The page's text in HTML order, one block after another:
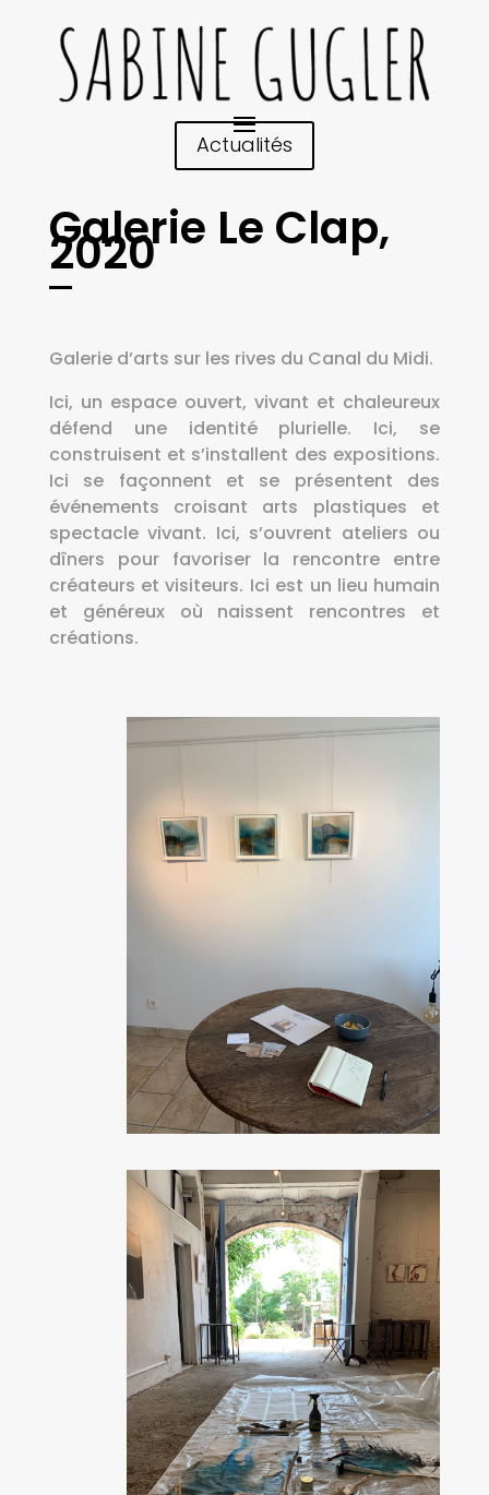
Actualités
Galerie Le Clap,
2020
Galerie d’arts sur les rives du Canal du Midi.
Ici, un espace ouvert, vivant et chaleureux
défend une identité plurielle. Ici, se
construisent et s’installent des expositions.
Ici se façonnent et se présentent des
événements croisant arts plastiques et
spectacle vivant. Ici, s’ouvrent ateliers ou
dîners pour favoriser la rencontre entre
créateurs et visiteurs. Ici est un lieu humain
et généreux où naissent rencontres et
créations.